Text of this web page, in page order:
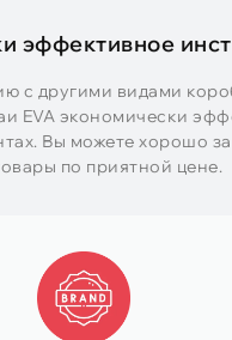
эффективное
с другими видами
EVA экономически
Вы можете хорошо
по приятной цене.